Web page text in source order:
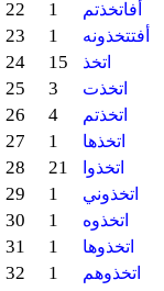
22 1 أفاتخذتم
23 1 أفتتخذونه
24 15 اتخذ
25 3 اتخذت
26 4 اتخذتم
27 1 اتخذها
28 21 اتخذوا
29 1 اتخذوني
30 1 اتخذوه
31 1 اتخذوها
32 1 اتخذوهم